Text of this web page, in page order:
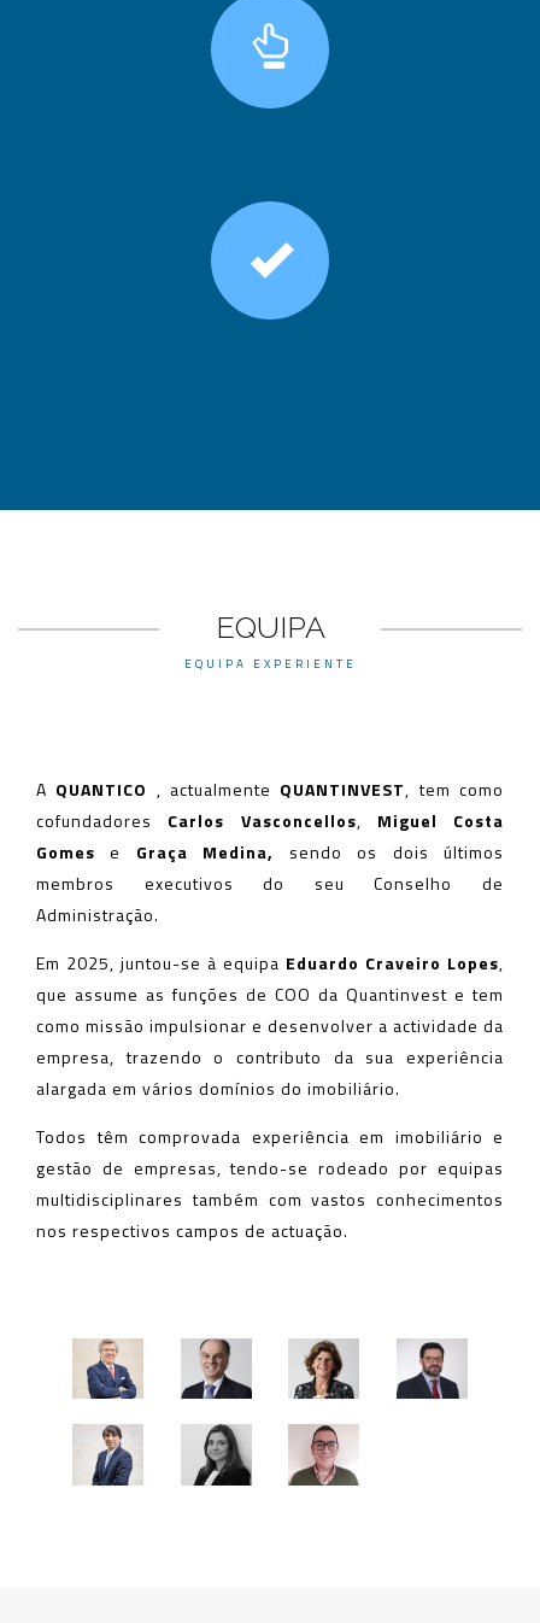
EQUIPA
EQUIPA EXPERIENTE
A QUANTICO , actualmente QUANTINVEST, tem como
cofundadores Carlos Vasconcellos, Miguel Costa
Gomes e Graça Medina,
sendo os dois últimos
membros executivos do seu Conselho de
Administração.
Em 2025, juntou-se à equipa Eduardo Craveiro Lopes,
que assume as funções de COO da Quantinvest e tem
como missão impulsionar e desenvolver a actividade da
empresa, trazendo o contributo da sua experiência
alargada em vários domínios do imobiliário.
Todos têm comprovada experiência em imobiliário e
gestão de empresas, tendo-se rodeado por equipas
multidisciplinares também com vastos conhecimentos
nos respectivos campos de actuação.